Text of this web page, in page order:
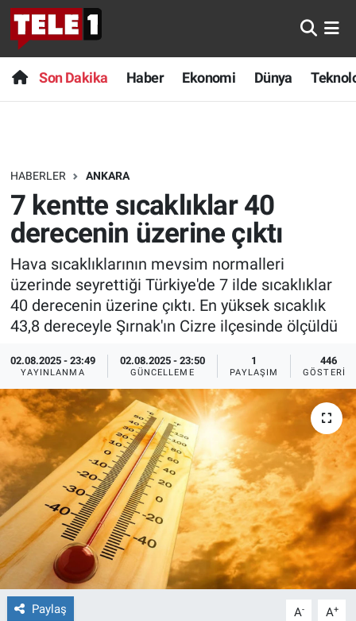
Son Dakika Haber Ekonomi Dünya
HABERLER ANKARA
7 kentte sıcaklıklar 40
derecenin üzerine çıktı
Hava sıcaklıklarının mevsim normalleri
üzerinde seyrettiği Türkiye'de 7 ilde sıcaklıklar
40 derecenin üzerine çıktı. En yüksek sıcaklık
43,8 dereceyle Şırnak'ın Cizre ilçesinde ölçüldü
02.08.2025 - 23:49
YAYINLANMA
02.08.2025 - 23:50
GÜNCELLEME
1
PAYLAŞIM
446
GÖSTERIM
Paylaş A- A+
Anında Manşet
Başka Sohbetler
Bilim turu
Bilim ve Teknoloji Evreni
Doğa Konuşuyor
Dünya
Ege'den Esintiler
Eğitim
Eğlence
Ekonomi
Forum
Gerçeğin İzinde
Son Dakika
Haber
Dünya
Sağlık
Spor
İletişim
Nöbetçi Eczaneler
Hava Durumu
Trafik Durumu
Süper Lig Puan Durumu ve Fikstür
Tüm Manşetler
Son Dakika Haberleri